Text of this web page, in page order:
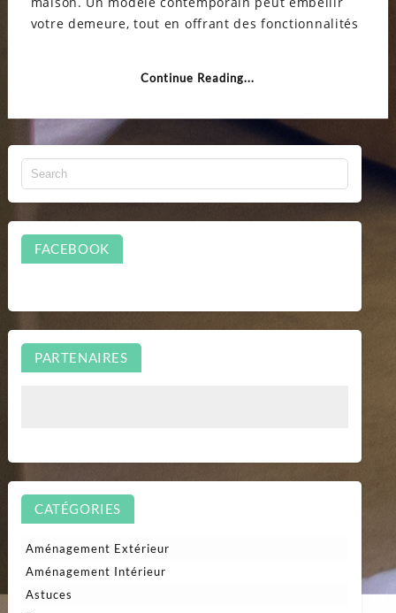
votre demeure, tout en offrant des fonctionnalités
Continue Reading...
FACEBOOK
PARTENAIRES
CATÉGORIES
Aménagement Extérieur
Aménagement Intérieur
Astuces